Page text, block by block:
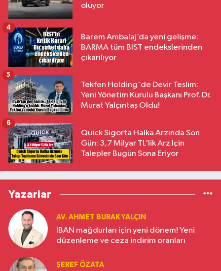
oluyor
Barem Ambalaj’da yeni gelişme:
BARMA tüm BIST endekslerinden
çıkarılıyor
4
Tekfen Holding'de Devir Teslim:
Yeni Yönetim Kurulu Başkanı Prof. Dr.
Murat Yalçıntaş Oldu!
5
Quick Sigorta Halka Arzında Son
Gün: 3,7 Milyar TL’lik Arz İçin
Talepler Bugün Sona Eriyor
6
Yazarlar
AV. AHMET BURAK YALÇIN
IBAN mağdurları için yeni dönem! Yeni
düzenleme ve ceza indirim oranları
ŞEREF ÖZATA